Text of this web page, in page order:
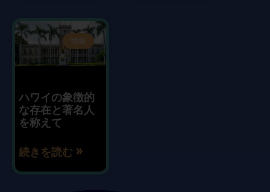
情報
ハワイの象徴的
な存在と著名人
を称えて
続きを読む »